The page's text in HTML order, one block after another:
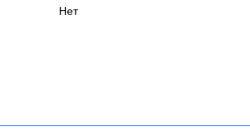
Нет